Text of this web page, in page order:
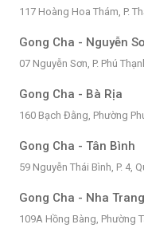
117 Hoàng Hoa Thám, P.
Gong Cha - Nguyễn
07 Nguyễn Sơn, P. Phú
Gong Cha - Bà Rịa
160 Bạch Đằng, Phường
Gong Cha - Tân Bình
59 Nguyễn Thái Bình, P. 4,
Gong Cha - Nha Trang
109A Hồng Bàng, Phường